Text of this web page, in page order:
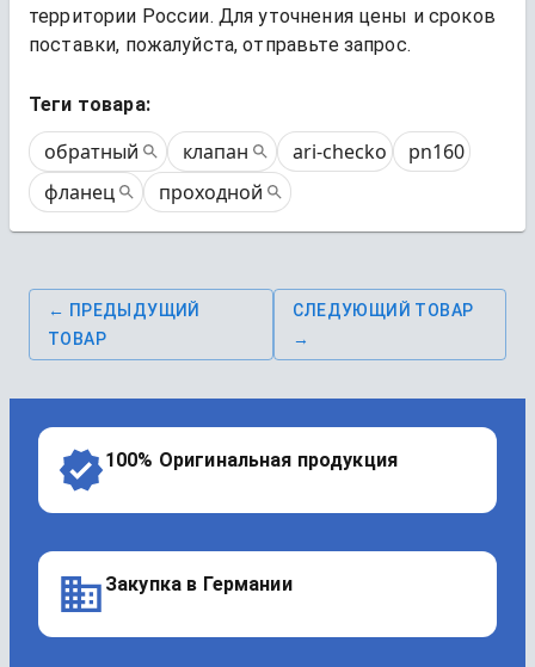
территории России. Для уточнения цены и сроков
поставки, пожалуйста, отправьте запрос.
Теги товара:
обратный клапан ari-checko
pn160
фланец
проходной
← ПРЕДЫДУЩИЙ
ТОВАР
СЛЕДУЮЩИЙ ТОВАР
→
100% Оригинальная продукция
Закупка в Германии